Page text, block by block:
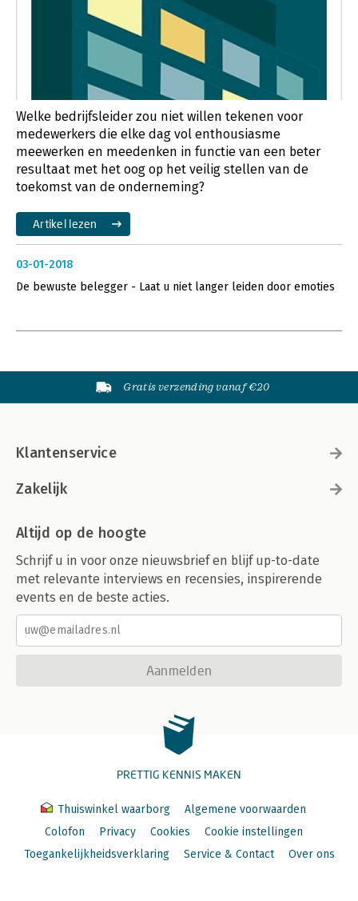
Welke bedrijfsleider zou niet willen tekenen voor
medewerkers die elke dag vol enthousiasme
meewerken en meedenken in functie van een beter
resultaat met het oog op het veilig stellen van de
toekomst van de onderneming?
Artikel lezen
03-01-2018
De bewuste belegger - Laat u niet langer leiden door emoties
Gratis verzending vanaf €20
Klantenservice
Zakelijk
Altijd op de hoogte
Schrijf u in voor onze nieuwsbrief en blijf up-to-date
met relevante interviews en recensies, inspirerende
events en de beste acties.
Aanmelden
PRETTIG KENNIS MAKEN
Thuiswinkel waarborg
Algemene voorwaarden
Colofon
Privacy Cookies
Cookie instellingen
Toegankelijkheidsverklaring
Service & Contact Over ons